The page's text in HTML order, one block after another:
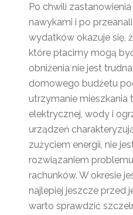
Po chwili
nawykami i po
wydatków okazuje się,
które płacimy mogą
obniżenia nie jest
domowego budżetu
utrzymanie mieszkania
elektrycznej, wody i
urządzeń
zużyciem energii, nie
rozwiązaniem
rachunków. W okresie
najlepiej jeszcze przed
warto sprawdzić